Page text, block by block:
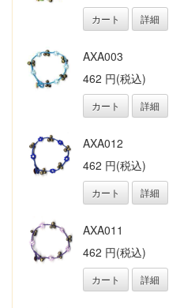
カート 詳細
AXA003
462 円(税込)
カート 詳細
AXA012
462 円(税込)
カート 詳細
AXA011
462 円(税込)
カート 詳細